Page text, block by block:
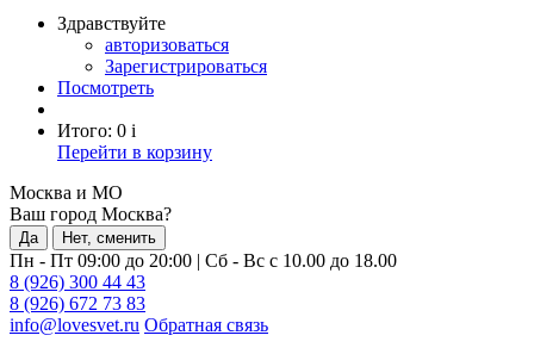
Здравствуйте
авторизоваться
Зарегистрироваться
Посмотреть
Итого: 0 i
Перейти в корзину
Москва и МО
Ваш город Москва?
Да Нет, сменить
Пн - Пт 09:00 до 20:00 | Сб - Вс с 10.00 до 18.00
8 (926) 300 44 43
8 (926) 672 73 83
info@lovesvet.ru Обратная связь